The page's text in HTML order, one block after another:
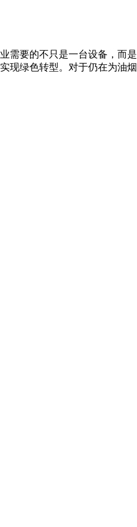
需要的不只是一台设备，而
现绿色转型。对于仍在为油